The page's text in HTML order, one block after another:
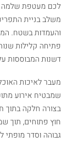
לכם מעטפת שלמה
משלב בניית
והעמדות בשטח.
פתיחה קלילות
דשנות המבוססות
מעבר לאיכות
שמבטיח אירוע
בצורה חלקה בתוך
חוץ פתוחים, תוך
גבוהה וסדר מופתי